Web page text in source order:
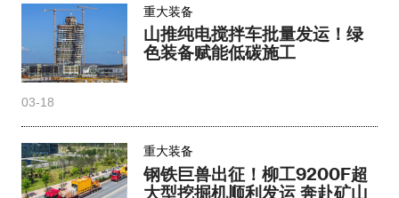
重大装备
山推纯电搅拌车批量发运！绿
色装备赋能低碳施工
03-18
重大装备
钢铁巨兽出征！柳工9200F超
大型挖掘机顺利发运 奔赴矿山